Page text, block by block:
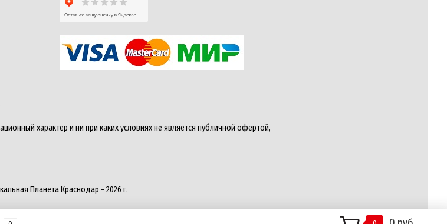
характер и ни при каких условиях не является публичной офертой,
Планета Краснодар - 2026 г.